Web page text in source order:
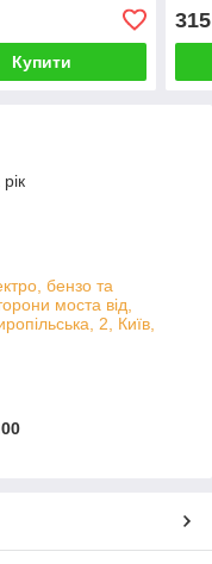
Купити
315
бензо та
моста від,
2, Київ,